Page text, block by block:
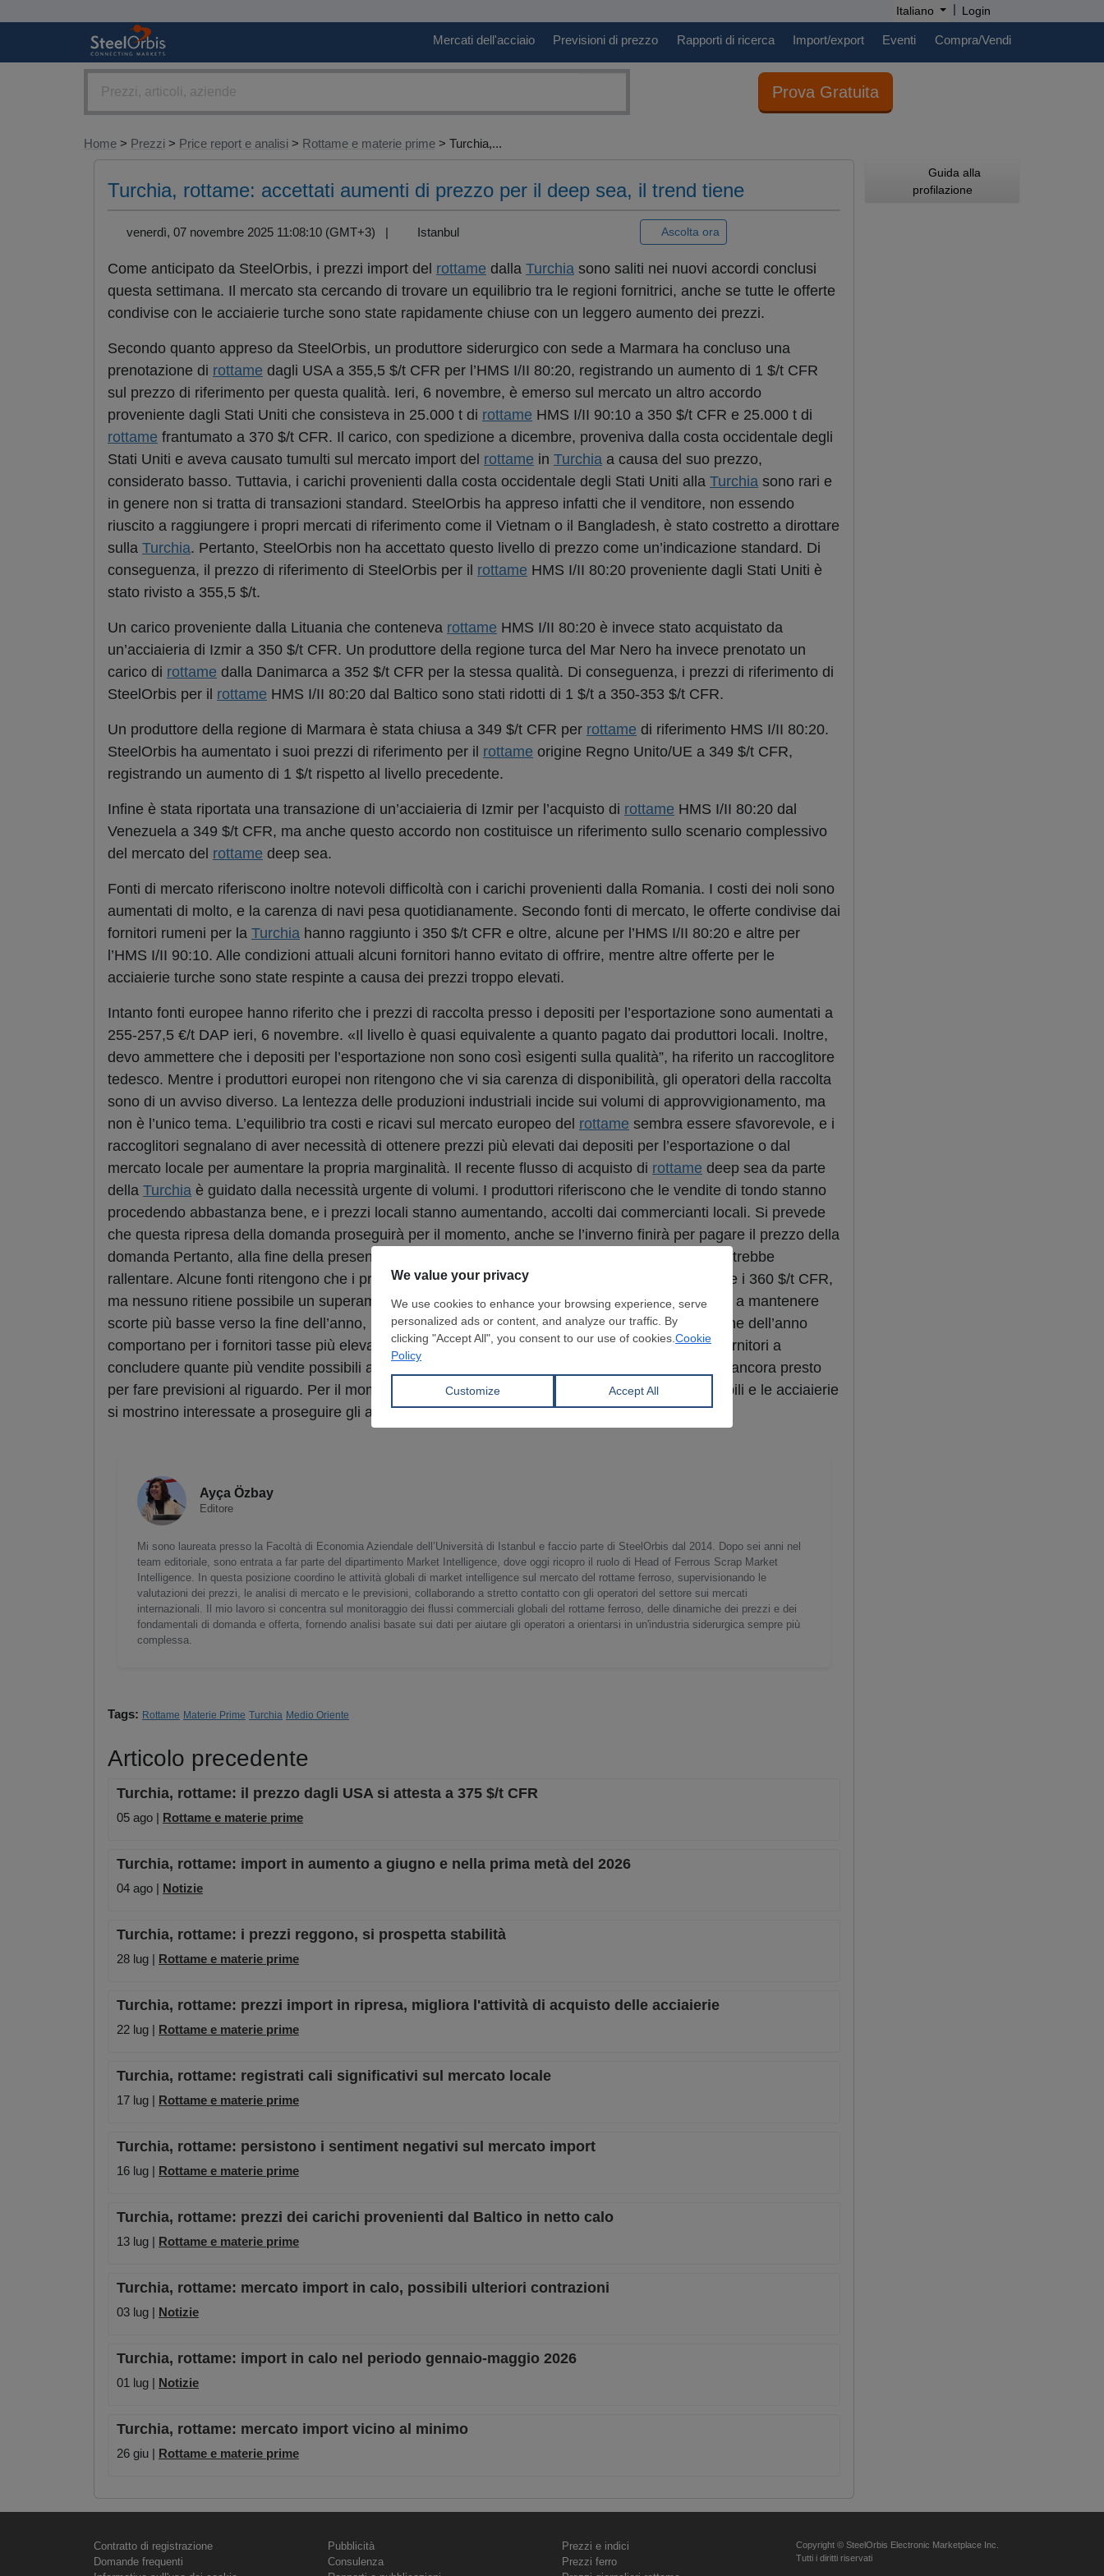
Italiano | Login
Mercati dell'acciaio Previsioni di prezzo Rapporti di ricerca Import/export Eventi Compra/Vendi
Prova Gratuita
Home > Prezzi > Price report e analisi > Rottame e materie prime > Turchia,...
Turchia, rottame: accettati aumenti di prezzo per il deep sea, il trend tiene
venerdì, 07 novembre 2025 11:08:10 (GMT+3) | Istanbul Ascolta ora
Come anticipato da SteelOrbis, i prezzi import del rottame dalla Turchia sono saliti nei nuovi accordi conclusi
questa settimana. Il mercato sta cercando di trovare un equilibrio tra le regioni fornitrici, anche se tutte le offerte
condivise con le acciaierie turche sono state rapidamente chiuse con un leggero aumento dei prezzi.
Secondo quanto appreso da SteelOrbis, un produttore siderurgico con sede a Marmara ha concluso una
prenotazione di rottame dagli USA a 355,5 $/t CFR per l’HMS I/II 80:20, registrando un aumento di 1 $/t CFR
sul prezzo di riferimento per questa qualità. Ieri, 6 novembre, è emerso sul mercato un altro accordo
proveniente dagli Stati Uniti che consisteva in 25.000 t di rottame HMS I/II 90:10 a 350 $/t CFR e 25.000 t di
rottame frantumato a 370 $/t CFR. Il carico, con spedizione a dicembre, proveniva dalla costa occidentale degli
Stati Uniti e aveva causato tumulti sul mercato import del rottame in Turchia a causa del suo prezzo,
considerato basso. Tuttavia, i carichi provenienti dalla costa occidentale degli Stati Uniti alla Turchia sono rari e
in genere non si tratta di transazioni standard. SteelOrbis ha appreso infatti che il venditore, non essendo
riuscito a raggiungere i propri mercati di riferimento come il Vietnam o il Bangladesh, è stato costretto a dirottare
sulla Turchia. Pertanto, SteelOrbis non ha accettato questo livello di prezzo come un’indicazione standard. Di
conseguenza, il prezzo di riferimento di SteelOrbis per il rottame HMS I/II 80:20 proveniente dagli Stati Uniti è
stato rivisto a 355,5 $/t.
Un carico proveniente dalla Lituania che conteneva rottame HMS I/II 80:20 è invece stato acquistato da
un’acciaieria di Izmir a 350 $/t CFR. Un produttore della regione turca del Mar Nero ha invece prenotato un
carico di rottame dalla Danimarca a 352 $/t CFR per la stessa qualità. Di conseguenza, i prezzi di riferimento di
SteelOrbis per il rottame HMS I/II 80:20 dal Baltico sono stati ridotti di 1 $/t a 350-353 $/t CFR.
Un produttore della regione di Marmara è stata chiusa a 349 $/t CFR per rottame di riferimento HMS I/II 80:20.
SteelOrbis ha aumentato i suoi prezzi di riferimento per il rottame origine Regno Unito/UE a 349 $/t CFR,
registrando un aumento di 1 $/t rispetto al livello precedente.
Infine è stata riportata una transazione di un’acciaieria di Izmir per l’acquisto di rottame HMS I/II 80:20 dal
Venezuela a 349 $/t CFR, ma anche questo accordo non costituisce un riferimento sullo scenario complessivo
del mercato del rottame deep sea.
Fonti di mercato riferiscono inoltre notevoli difficoltà con i carichi provenienti dalla Romania. I costi dei noli sono
aumentati di molto, e la carenza di navi pesa quotidianamente. Secondo fonti di mercato, le offerte condivise dai
fornitori rumeni per la Turchia hanno raggiunto i 350 $/t CFR e oltre, alcune per l’HMS I/II 80:20 e altre per
l’HMS I/II 90:10. Alle condizioni attuali alcuni fornitori hanno evitato di offrire, mentre altre offerte per le
acciaierie turche sono state respinte a causa dei prezzi troppo elevati.
Intanto fonti europee hanno riferito che i prezzi di raccolta presso i depositi per l’esportazione sono aumentati a
255-257,5 €/t DAP ieri, 6 novembre. «Il livello è quasi equivalente a quanto pagato dai produttori locali. Inoltre,
devo ammettere che i depositi per l’esportazione non sono così esigenti sulla qualità”, ha riferito un raccoglitore
tedesco. Mentre i produttori europei non ritengono che vi sia carenza di disponibilità, gli operatori della raccolta
sono di un avviso diverso. La lentezza delle produzioni industriali incide sui volumi di approvvigionamento, ma
non è l’unico tema. L’equilibrio tra costi e ricavi sul mercato europeo del rottame sembra essere sfavorevole, e i
raccoglitori segnalano di aver necessità di ottenere prezzi più elevati dai depositi per l’esportazione o dal
mercato locale per aumentare la propria marginalità. Il recente flusso di acquisto di rottame deep sea da parte
della Turchia è guidato dalla necessità urgente di volumi. I produttori riferiscono che le vendite di tondo stanno
procedendo abbastanza bene, e i prezzi locali stanno aumentando, accolti dai commercianti locali. Si prevede
che questa ripresa della domanda proseguirà per il momento, anche se l’inverno finirà per pagare il prezzo della
domanda Pertanto, alla fine della presente tornata di acquisti, la tendenza al rialzo dei prezzi potrebbe
rallentare. Alcune fonti ritengono che i prezzi delrottamenegli Stati Uniti potrebbero raggiungere i 360 $/t CFR,
ma nessuno ritiene possibile un superamento di questo livello. I fornitori statunitensi sono inclini a mantenere
scorte più basse verso la fine dell’anno, mentre tutte le vendite effettuate dall’Europa verso la fine dell’anno
comportano per i fornitori tasse più elevate. SteelOrbis ritiene che questo potrebbe motivare i fornitori a
concludere quante più vendite possibili anche se la tendenza al rialzo dovesse rallentare, ma è ancora presto
per fare previsioni al riguardo. Per il momento si stima che i prezzi del deep sea rimangano stabili e le acciaierie
si mostrino interessate a proseguire gli acquisti.
Ayça Özbay
Editore
Mi sono laureata presso la Facoltà di Economia Aziendale dell’Università di Istanbul e faccio parte di SteelOrbis dal 2014. Dopo sei anni nel
team editoriale, sono entrata a far parte del dipartimento Market Intelligence, dove oggi ricopro il ruolo di Head of Ferrous Scrap Market
Intelligence. In questa posizione coordino le attività globali di market intelligence sul mercato del rottame ferroso, supervisionando le
valutazioni dei prezzi, le analisi di mercato e le previsioni, collaborando a stretto contatto con gli operatori del settore sui mercati
internazionali. Il mio lavoro si concentra sul monitoraggio dei flussi commerciali globali del rottame ferroso, delle dinamiche dei prezzi e dei
fondamentali di domanda e offerta, fornendo analisi basate sui dati per aiutare gli operatori a orientarsi in un'industria siderurgica sempre più
complessa.
Tags: Rottame Materie Prime Turchia Medio Oriente
Articolo precedente
Turchia, rottame: il prezzo dagli USA si attesta a 375 $/t CFR
05 ago | Rottame e materie prime
Turchia, rottame: import in aumento a giugno e nella prima metà del 2026
04 ago | Notizie
Turchia, rottame: i prezzi reggono, si prospetta stabilità
28 lug | Rottame e materie prime
Turchia, rottame: prezzi import in ripresa, migliora l'attività di acquisto delle acciaierie
22 lug | Rottame e materie prime
Turchia, rottame: registrati cali significativi sul mercato locale
17 lug | Rottame e materie prime
Turchia, rottame: persistono i sentiment negativi sul mercato import
16 lug | Rottame e materie prime
Turchia, rottame: prezzi dei carichi provenienti dal Baltico in netto calo
13 lug | Rottame e materie prime
Turchia, rottame: mercato import in calo, possibili ulteriori contrazioni
03 lug | Notizie
Turchia, rottame: import in calo nel periodo gennaio-maggio 2026
01 lug | Notizie
Turchia, rottame: mercato import vicino al minimo
26 giu | Rottame e materie prime
Guida alla
profilazione
Contratto di registrazione
Domande frequenti
Pubblicità
Consulenza
Prezzi e indici
Prezzi ferro
Copyright © SteelOrbis Electronic Marketplace Inc.
Tutti i diritti riservati